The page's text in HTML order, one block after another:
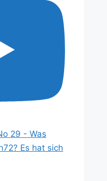
29 - Was
Es hat sich